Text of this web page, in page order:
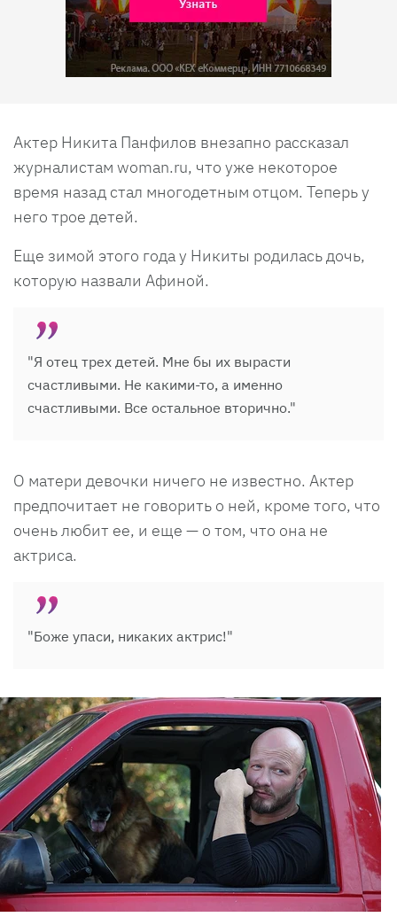
Актер Никита Панфилов внезапно рассказал
журналистам woman.ru, что уже некоторое
время назад стал многодетным отцом. Теперь у
него трое детей.
Еще зимой этого года у Никиты родилась дочь,
которую назвали Афиной.
"Я отец трех детей. Мне бы их вырасти
счастливыми. Не какими-то, а именно
счастливыми. Все остальное вторично."
О матери девочки ничего не известно. Актер
предпочитает не говорить о ней, кроме того, что
очень любит ее, и еще — о том, что она не
актриса.
"Боже упаси, никаких актрис!"